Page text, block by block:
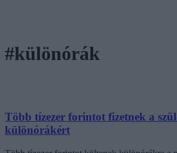
#különórák
Több tízezer forintot fizetnek a
különórákért